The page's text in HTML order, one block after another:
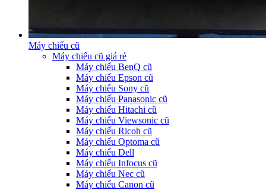
Máy chiếu cũ
Máy chiếu cũ giá rẻ
Máy chiếu BenQ cũ
Máy chiếu Epson cũ
Máy chiếu Sony cũ
Máy chiếu Panasonic cũ
Máy chiếu Hitachi cũ
Máy chiếu Viewsonic cũ
Máy chiếu Ricoh cũ
Máy chiếu Optoma cũ
Máy chiếu Dell
Máy chiếu Infocus cũ
Máy chiếu Nec cũ
Máy chiếu Canon cũ